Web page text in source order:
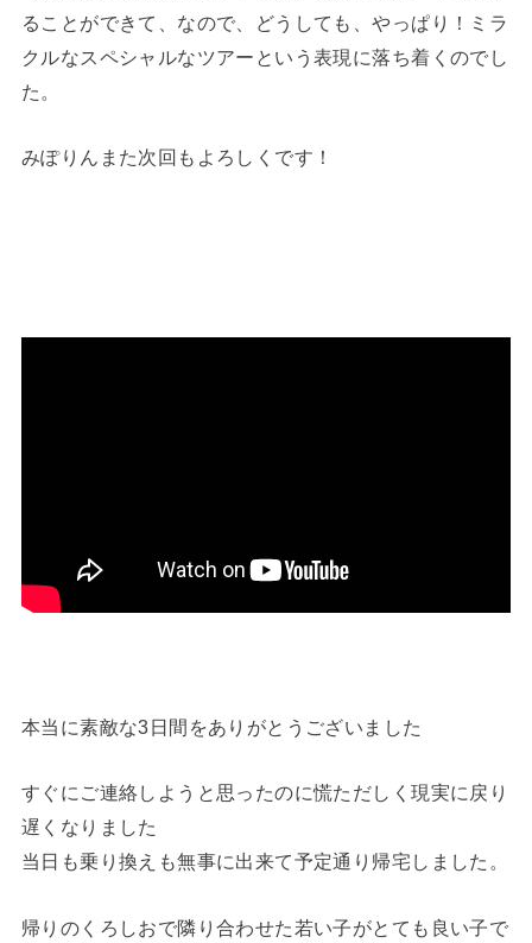
ることができて、なので、どうしても、やっぱり！ミラ
クルなスペシャルなツアーという表現に落ち着くのでし
た。
みぽりんまた次回もよろしくです！
本当に素敵な3日間をありがとうございました
すぐにご連絡しようと思ったのに慌ただしく現実に戻り
遅くなりました
当日も乗り換えも無事に出来て予定通り帰宅しました。
帰りのくろしおで隣り合わせた若い子がとても良い子で